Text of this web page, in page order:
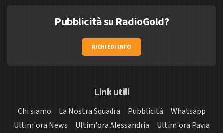
Pubblicità su RadioGold?
RICHIEDI INFO
Link utili
Chi siamo La Nostra Squadra Pubblicità
Whatsapp
Ultim'ora News
Ultim'ora Alessandria
Ultim'ora Pavia